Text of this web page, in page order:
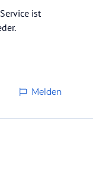
ist
Melden